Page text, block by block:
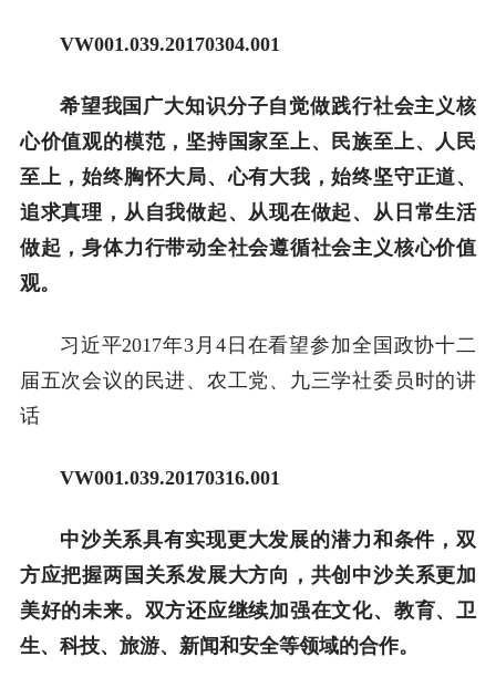
VW001.039.20170304.001
希望我国广大知识分子自觉做践行社会主义核
心价值观的模范，坚持国家至上、民族至上、人民
至上，始终胸怀大局、心有大我，始终坚守正道、
追求真理，从自我做起、从现在做起、从日常生活
做起，身体力行带动全社会遵循社会主义核心价值
观。
习近平2017年3月4日在看望参加全国政协十二
届五次会议的民进、农工党、九三学社委员时的讲
话
VW001.039.20170316.001
中沙关系具有实现更大发展的潜力和条件，双
方应把握两国关系发展大方向，共创中沙关系更加
美好的未来。双方还应继续加强在文化、教育、卫
生、科技、旅游、新闻和安全等领域的合作。